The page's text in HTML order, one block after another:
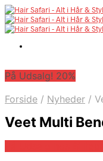
På Udsalg! 20%
Forside / Nyheder /
Veet Multi